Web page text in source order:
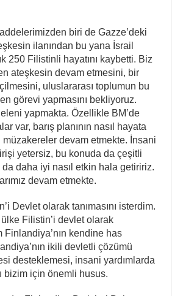
biri de Gazze’deki
ilanından bu yana İsrail
250 Filistinli hayatını kaybetti. Biz
ateşkesin devam etmesini, bir
uluslararası toplumun bu
görevi yapmasını bekliyoruz.
yapmakta. Özellikle BM’de
var, barış planının nasıl hayata
devam etmekte. İnsani
yetersiz, bu konuda da çeşitli
da daha iyi nasıl etkin hala getiririz.
devam etmekte.
Devlet olarak tanımasını isterdim.
Filistin’i devlet olarak
Finlandiya’nın kendine has
ikili devletli çözümü
desteklemesi, insani yardımlarda
bizim için önemli husus.